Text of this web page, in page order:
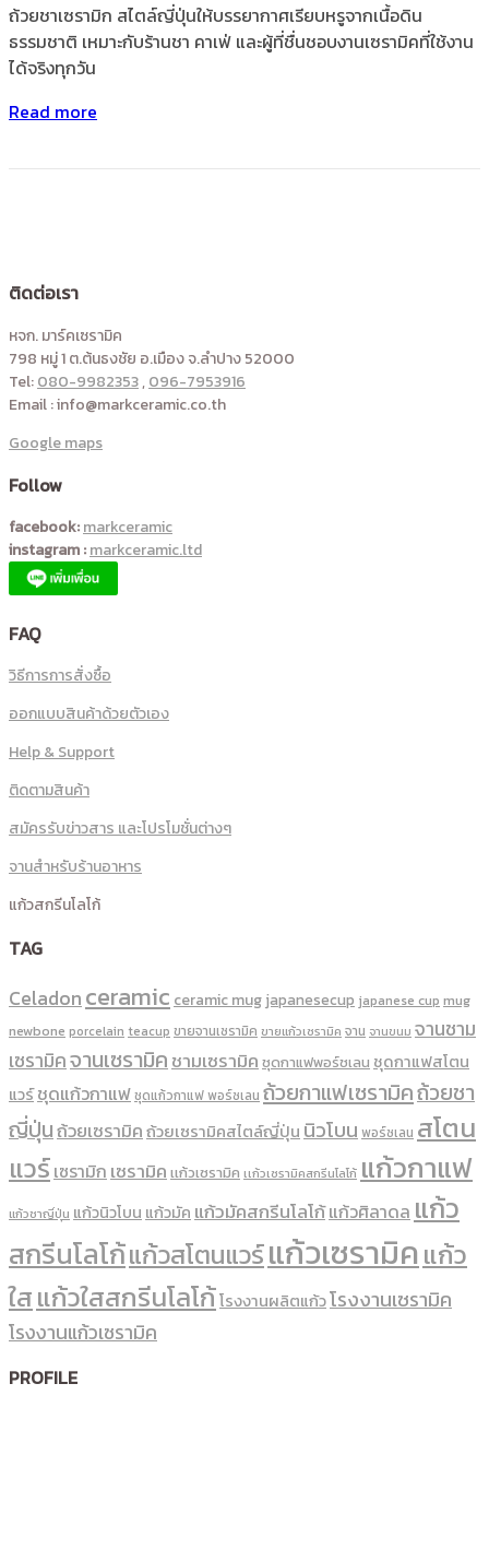
ถ้วยชาเซรามิก สไตล์ญี่ปุ่นให้บรรยากาศเรียบหรูจากเนื้อดิน
ธรรมชาติ เหมาะกับร้านชา คาเฟ่ และผู้ที่ชื่นชอบงานเซรามิคที่ใช้งาน
ได้จริงทุกวัน
Read more
ติดต่อเรา
หจก. มาร์คเซรามิค
798 หมู่ 1 ต.ต้นธงชัย อ.เมือง จ.ลำปาง 52000
Tel:080-9982353,096-7953916
Email : info@markceramic.co.th
Google maps
Follow
facebook:markceramic
instagram :markceramic.ltd
FAQ
วิธีการการสั่งซื้อ
ออกแบบสินค้าด้วยตัวเอง
Help & Support
ติดตามสินค้า
สมัครรับข่าวสาร และโปรโมชั่นต่างๆ
จานสำหรับร้านอาหาร
แก้วสกรีนโลโก้
TAG
Celadonceramic ceramic mug japanesecup japanese cup mug
newbone porcelain teacup ขายจานเซรามิค ขายแก้วเซรามิค จาน จานขนม จานชาม
เซรามิคจานเซรามิคชามเซรามิค ชุดกาแฟพอร์ชเลน ชุดกาแฟสโตน
แวร์ชุดแก้วกาแฟชุดแก้วกาแฟ พอร์ซเลน ถ้วยกาแฟเซรามิคถ้วยชา
ญี่ปุ่นถ้วยเซรามิคถ้วยเซรามิคสไตล์ญี่ปุ่น นิวโบน พอร์ซเลน สโตน
แวร์เซรามิก เซรามิค เเก้วเซรามิค เเก้วเซรามิคสกรีนโลโก้ แก้วกาแฟ
แก้วชาญี่ปุ่น แก้วนิวโบน แก้วมัค แก้วมัคสกรีนโลโก้แก้วศิลาดล แก้ว
สกรีนโลโก้แก้วสโตนแวร์แก้วเซรามิคแก้ว
ใสแก้วใสสกรีนโลโก้โรงงานผลิตแก้วโรงงานเซรามิค
โรงงานแก้วเซรามิค
PROFILE